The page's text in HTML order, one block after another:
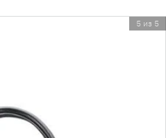
5 из 5